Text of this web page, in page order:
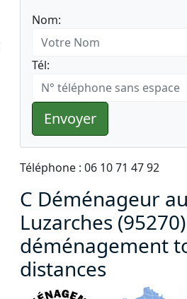
Nom:
Tél:
Envoyer
Téléphone : 06 10 71 47 92
C Déménageur
Luzarches
déménagement
distances